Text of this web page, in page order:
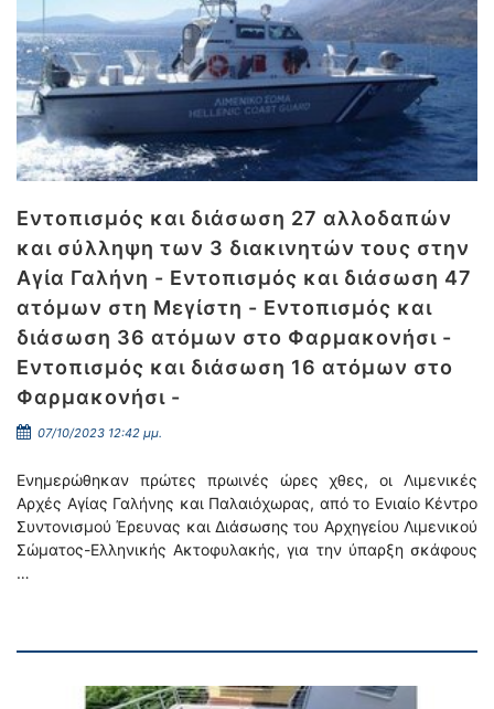
Εντοπισμός και διάσωση 27 αλλοδαπών
και σύλληψη των 3 διακινητών τους στην
Αγία Γαλήνη - Εντοπισμός και διάσωση 47
ατόμων στη Μεγίστη - Εντοπισμός και
διάσωση 36 ατόμων στο Φαρμακονήσι -
Εντοπισμός και διάσωση 16 ατόμων στο
Φαρμακονήσι -
07/10/2023 12:42 μμ.
Ενημερώθηκαν πρώτες πρωινές ώρες χθες, οι Λιμενικές
Αρχές Αγίας Γαλήνης και Παλαιόχωρας, από το Ενιαίο Κέντρο
Συντονισμού Έρευνας και Διάσωσης του Αρχηγείου Λιμενικού
Σώματος-Ελληνικής Ακτοφυλακής, για την ύπαρξη σκάφους
…